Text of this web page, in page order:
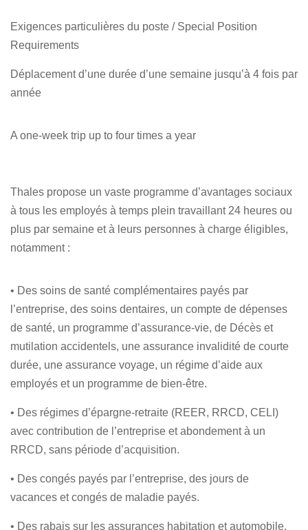
Exigences particulières du poste / Special Position
Requirements
Déplacement d’une durée d’une semaine jusqu’à 4 fois par
année
A one-week trip up to four times a year
Thales propose un vaste programme d’avantages sociaux
à tous les employés à temps plein travaillant 24 heures ou
plus par semaine et à leurs personnes à charge éligibles,
notamment :
• Des soins de santé complémentaires payés par
l’entreprise, des soins dentaires, un compte de dépenses
de santé, un programme d’assurance-vie, de Décès et
mutilation accidentels, une assurance invalidité de courte
durée, une assurance voyage, un régime d’aide aux
employés et un programme de bien-être.
• Des régimes d’épargne-retraite (REER, RRCD, CELI)
avec contribution de l’entreprise et abondement à un
RRCD, sans période d’acquisition.
• Des congés payés par l’entreprise, des jours de
vacances et congés de maladie payés.
• Des rabais sur les assurances habitation et automobile.